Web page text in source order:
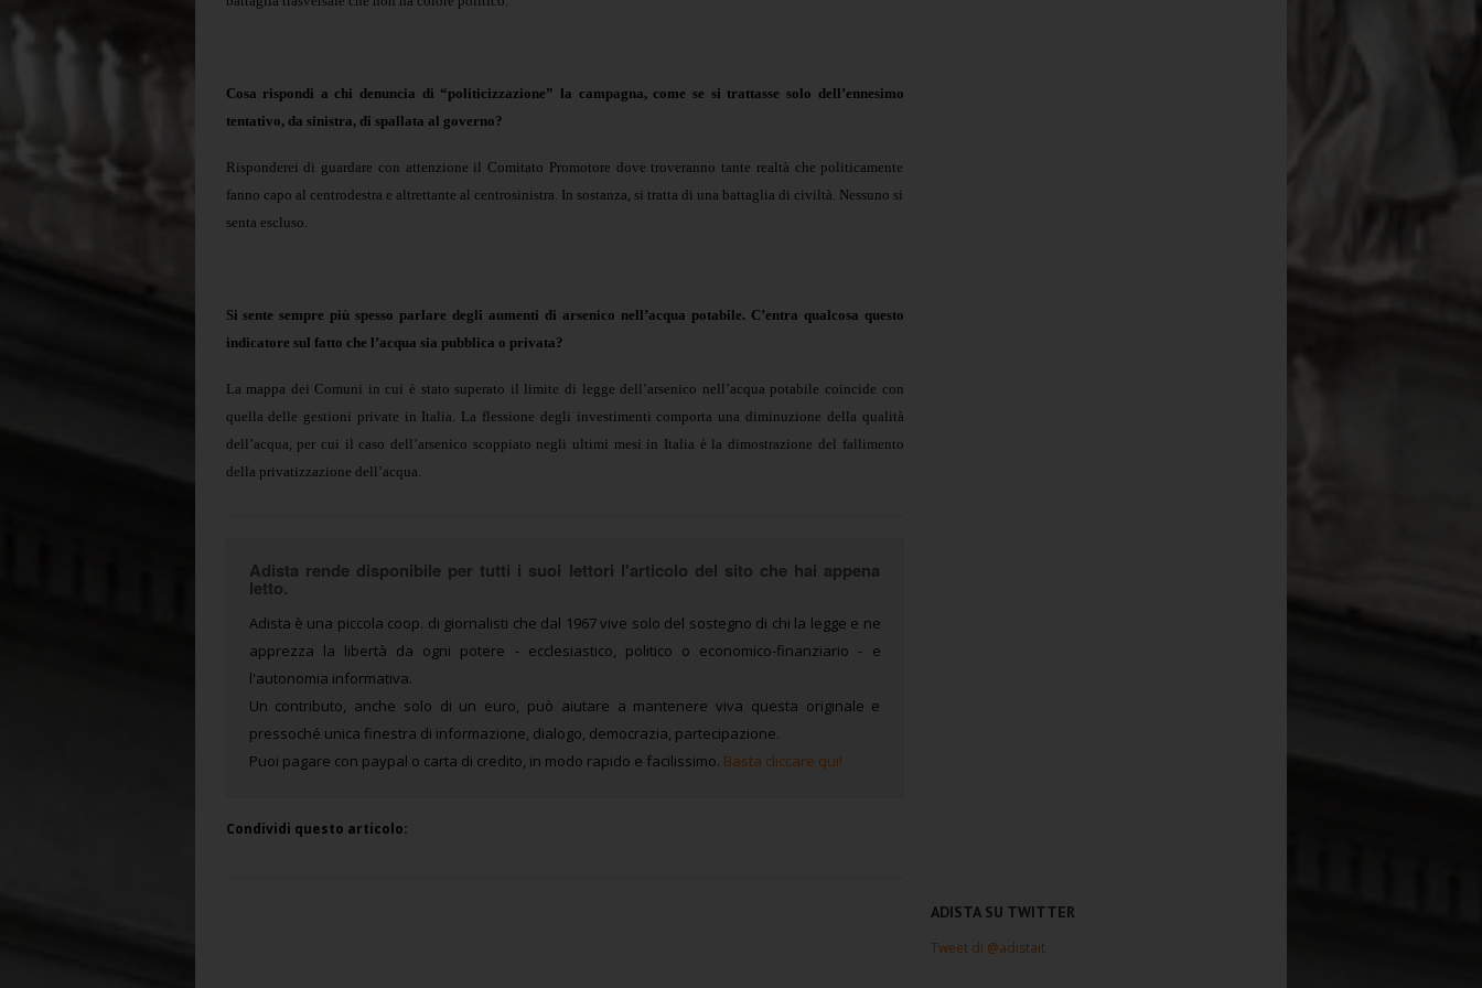
Cosa rispondi a chi denuncia di “politicizzazione” la campagna, come se si trattasse solo dell’ennesimo
tentativo, da sinistra, di spallata al governo?
Risponderei di guardare con attenzione il Comitato Promotore dove troveranno tante realtà che politicamente
fanno capo al centrodestra e altrettante al centrosinistra. In sostanza, si tratta di una battaglia di civiltà. Nessuno si
senta escluso.
Si sente sempre più spesso parlare degli aumenti di arsenico nell’acqua potabile. C’entra qualcosa questo
indicatore sul fatto che l’acqua sia pubblica o privata?
La mappa dei Comuni in cui è stato superato il limite di legge dell’arsenico nell’acqua potabile coincide con
quella delle gestioni private in Italia. La flessione degli investimenti comporta una diminuzione della qualità
dell’acqua, per cui il caso dell’arsenico scoppiato negli ultimi mesi in Italia è la dimostrazione del fallimento
della privatizzazione dell’acqua.
Adista rende disponibile per tutti i suoi lettori l'articolo del sito che hai appena
letto.
Adista è una piccola coop. di giornalisti che dal 1967 vive solo del sostegno di chi la legge e ne
apprezza la libertà da ogni potere - ecclesiastico, politico o economico-finanziario - e
l'autonomia informativa.
Un contributo, anche solo di un euro, può aiutare a mantenere viva questa originale e
pressoché unica finestra di informazione, dialogo, democrazia, partecipazione.
Puoi pagare con paypal o carta di credito, in modo rapido e facilissimo. Basta cliccare qui!
Condividi questo articolo:
ADISTA SU TWITTER
Tweet di @adistait